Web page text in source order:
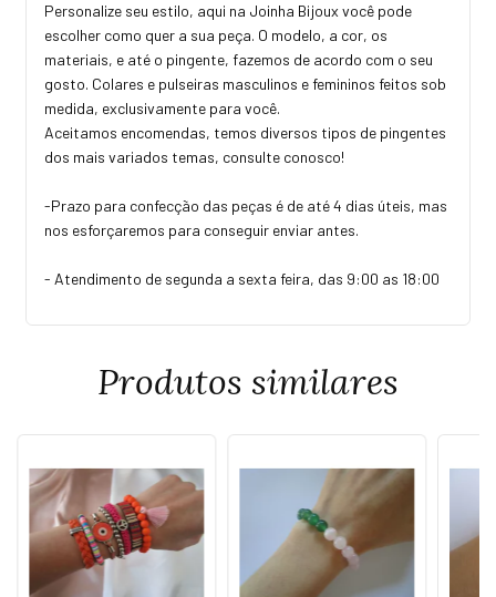
Personalize seu estilo, aqui na Joinha Bijoux você pode
escolher como quer a sua peça. O modelo, a cor, os
materiais, e até o pingente, fazemos de acordo com o seu
gosto. Colares e pulseiras masculinos e femininos feitos sob
medida, exclusivamente para você.
Aceitamos encomendas, temos diversos tipos de pingentes
dos mais variados temas, consulte conosco!
-Prazo para confecção das peças é de até 4 dias úteis, mas
nos esforçaremos para conseguir enviar antes.
- Atendimento de segunda a sexta feira, das 9:00 as 18:00
Produtos similares